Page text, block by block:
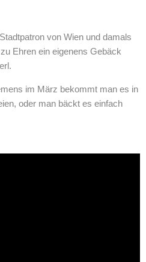
von Wien und damals
Ehren ein eigenens Gebäck
im März bekommt man es in
oder man bäckt es einfach